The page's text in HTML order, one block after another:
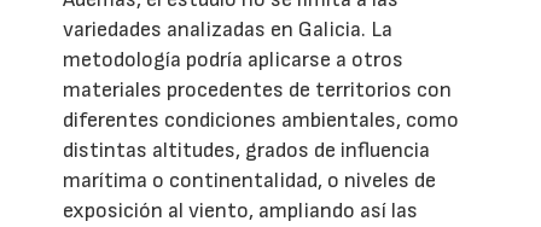
variedades analizadas en Galicia. La
metodología podría aplicarse a otros
materiales procedentes de territorios con
diferentes condiciones ambientales, como
distintas altitudes, grados de influencia
marítima o continentalidad, o niveles de
exposición al viento, ampliando así las